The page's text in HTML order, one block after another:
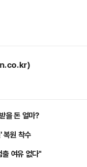
을 돈 얼마?
복원 착수
여유 없다"